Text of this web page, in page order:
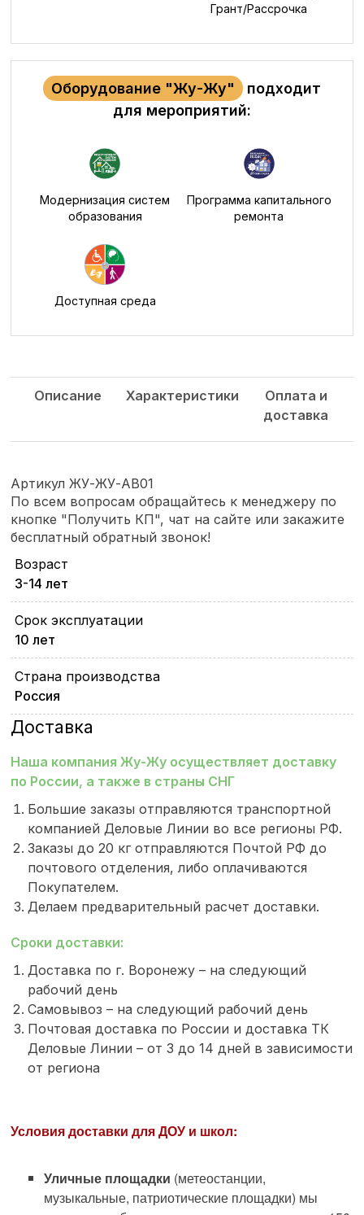
Грант/Рассрочка
Оборудование "Жу-Жу"
подходит
для мероприятий:
Модернизация систем
образования
Программа капитального
ремонта
Доступная среда
Описание Характеристики
Оплата и
доставка
Артикул ЖУ-ЖУ-АВ01
По всем вопросам обращайтесь к менеджеру по
кнопке "Получить КП", чат на сайте или закажите
бесплатный обратный звонок!
Возраст
3-14 лет
Срок эксплуатации
10 лет
Страна производства
Россия
Доставка
Наша компания Жу-Жу осуществляет доставку
по России, а также в страны СНГ
Большие заказы отправляются транспортной
компанией Деловые Линии во все регионы РФ.
Заказы до 20 кг отправляются Почтой РФ до
почтового отделения, либо оплачиваются
Покупателем.
Делаем предварительный расчет доставки.
Сроки доставки:
Доставка по г. Воронежу – на следующий
рабочий день
Самовывоз – на следующий рабочий день
Почтовая доставка по России и доставка ТК
Деловые Линии – от 3 до 14 дней в зависимости
от региона
Условия доставки для ДОУ и школ:
Уличные площадки (метеостанции,
музыкальные, патриотические площадки) мы